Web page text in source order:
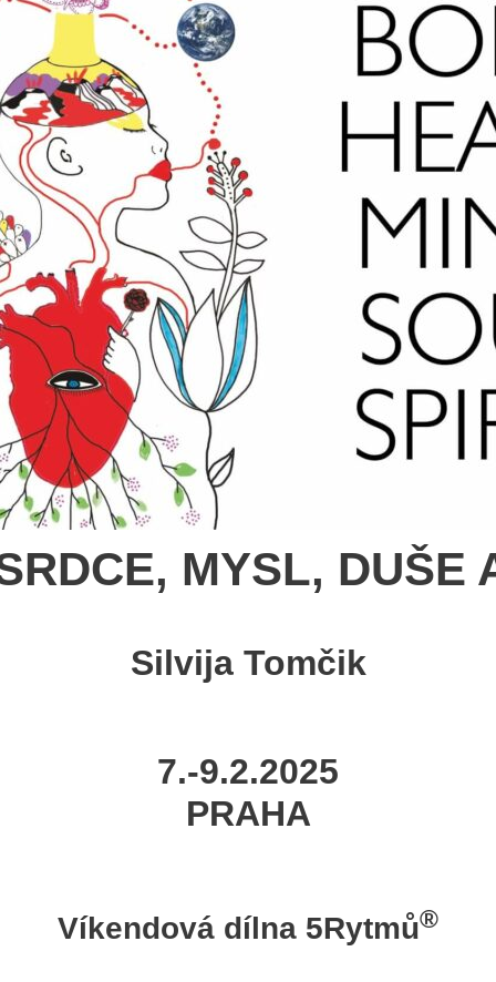
MYSL, DUŠE
Silvija Tomčik
7.-9.2.2025
PRAHA
Víkendová dílna 5Rytmů®